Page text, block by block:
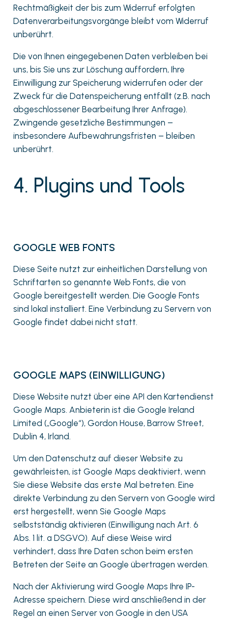
Rechtmäßigkeit der bis zum Widerruf erfolgten
Datenverarbeitungsvorgänge bleibt vom Widerruf
unberührt.
Die von Ihnen eingegebenen Daten verbleiben bei
uns, bis Sie uns zur Löschung auffordern, Ihre
Einwilligung zur Speicherung widerrufen oder der
Zweck für die Datenspeicherung entfällt (z.B. nach
abgeschlossener Bearbeitung Ihrer Anfrage).
Zwingende gesetzliche Bestimmungen –
insbesondere Aufbewahrungsfristen – bleiben
unberührt.
4. Plugins und Tools
GOOGLE WEB FONTS
Diese Seite nutzt zur einheitlichen Darstellung von
Schriftarten so genannte Web Fonts, die von
Google bereitgestellt werden. Die Google Fonts
sind lokal installiert. Eine Verbindung zu Servern von
Google findet dabei nicht statt.
GOOGLE MAPS (EINWILLIGUNG)
Diese Website nutzt über eine API den Kartendienst
Google Maps. Anbieterin ist die Google Ireland
Limited („Google“), Gordon House, Barrow Street,
Dublin 4, Irland.
Um den Datenschutz auf dieser Website zu
gewährleisten, ist Google Maps deaktiviert, wenn
Sie diese Website das erste Mal betreten. Eine
direkte Verbindung zu den Servern von Google wird
erst hergestellt, wenn Sie Google Maps
selbstständig aktivieren (Einwilligung nach Art. 6
Abs. 1 lit. a DSGVO). Auf diese Weise wird
verhindert, dass Ihre Daten schon beim ersten
Betreten der Seite an Google übertragen werden.
Nach der Aktivierung wird Google Maps Ihre IP-
Adresse speichern. Diese wird anschließend in der
Regel an einen Server von Google in den USA